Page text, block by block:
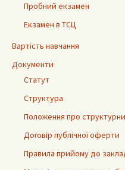
Пробний екзамен
Екзамен в ТСЦ
Вартість навчання
Документи
Статут
Структура
Положення про
Договір публічної оферти
Правила прийому до